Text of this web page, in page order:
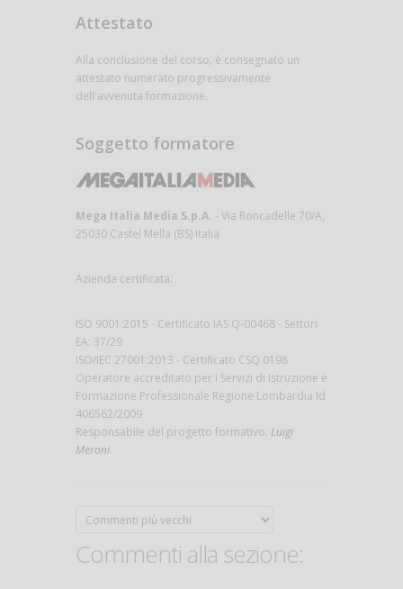
Attestato
Alla conclusione del corso, è consegnato un
attestato numerato progressivamente
dell'avvenuta formazione.
Soggetto formatore
Mega Italia Media S.p.A. - Via Roncadelle 70/A,
25030 Castel Mella (BS) Italia
Azienda certificata:
ISO 9001:2015 - Certificato IAS Q-00468 - Settori
EA: 37/29
ISO/IEC 27001:2013 - Certificato CSQ 0198
Operatore accreditato per i Servizi di Istruzione e
Formazione Professionale Regione Lombardia Id
406562/2009
Responsabile del progetto formativo: Luigi
Meroni.
Commenti alla sezione: